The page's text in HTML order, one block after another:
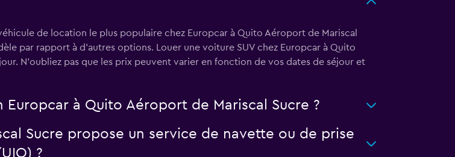
de location le plus populaire chez Europcar à Quito Aéroport de Mariscal
par rapport à d’autres options. Louer une voiture SUV chez Europcar à Quito
N'oubliez pas que les prix peuvent varier en fonction de vos dates de séjour et
à Quito Aéroport de Mariscal Sucre ?
Sucre propose un service de navette ou de prise
?